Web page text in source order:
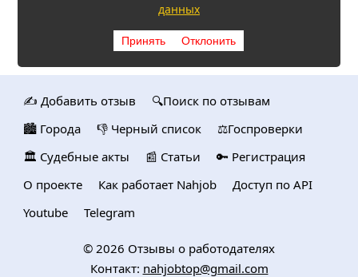
данных
Принять Отклонить
✍️ Добавить отзыв
🔍Поиск по отзывам
🏙️ Городa
👎 Черный список
⚖️Госпроверки
🏛️ Судебные акты
📰 Статьи
🔑 Регистрация
О проекте
Как работает Nahjob
Доступ по API
Youtube
Telegram
© 2026 Отзывы о работодателях
Контакт: nahjobtop@gmail.com